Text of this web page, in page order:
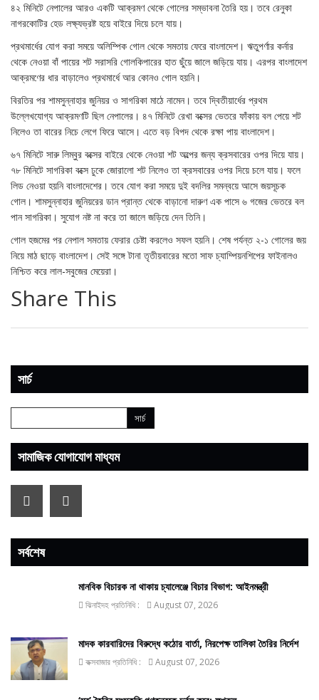
৪২ মিনিটে নেপালের আরও একটি আক্রমণ থেকে গোলের সম্ভাবনা তৈরি হয়। তবে রেনুকা
নাগরকোটির হেড লক্ষ্যভ্রষ্ট হয়ে বাইরে দিয়ে চলে যায়।
প্রথমার্ধের যোগ করা সময়ে অলিম্পিক গোল থেকে সমতায় ফেরে বাংলাদেশ। ঋতুপর্ণার কর্নার
থেকে নেওয়া বাঁ পায়ের শট সরাসরি গোলকিপারের হাত ছুঁয়ে জালে জড়িয়ে যায়। এরপর বাংলাদেশ
আক্রমণের ধার বাড়ালেও প্রথমার্ধে আর কোনও গোল হয়নি।
বিরতির পর শামসুন্নাহার জুনিয়র ও সাগরিকা মাঠে নামেন। তবে দ্বিতীয়ার্ধের প্রথম
উল্লেখযোগ্য আক্রমণটি ছিল নেপালের। ৪৭ মিনিটে রেখা বক্সের ভেতরে ফাঁকায় বল পেয়ে শট
নিলেও তা বারের নিচে লেগে ফিরে আসে। এতে বড় বিপদ থেকে রক্ষা পায় বাংলাদেশ।
৬৭ মিনিটে সারু লিম্বুর বক্সের বাইরে থেকে নেওয়া শট অল্পের জন্য ক্রসবারের ওপর দিয়ে যায়।
৭৮ মিনিটে সাগরিকা বক্সে ঢুকে জোরালো শট নিলেও তা ক্রসবারের ওপর দিয়ে চলে যায়। ফলে
লিড নেওয়া হয়নি বাংলাদেশের। তবে যোগ করা সময়ে দুই বদলির সমন্বয়ে আসে জয়সূচক
গোল। শামসুন্নাহার জুনিয়রের ডান প্রান্ত থেকে বাড়ানো দারুণ এক পাসে ৬ গজের ভেতরে বল
পান সাগরিকা। সুযোগ নষ্ট না করে তা জালে জড়িয়ে দেন তিনি।
গোল হজমের পর নেপাল সমতায় ফেরার চেষ্টা করলেও সফল হয়নি। শেষ পর্যন্ত ২-১ গোলের জয়
নিয়ে মাঠ ছাড়ে বাংলাদেশ। সেই সঙ্গে টানা তৃতীয়বারের মতো সাফ চ্যাম্পিয়নশিপের ফাইনালও
নিশ্চিত করে লাল-সবুজের মেয়েরা।
Share This
সার্চ
সামাজিক যোগাযোগ মাধ্যম
সর্বশেষ
মানবিক বিচারক না থাকায় চ্যালেঞ্জে বিচার বিভাগ: আইনমন্ত্রী
ঝিনাইদহ প্রতিনিধি : August 07, 2026
মাদক কারবারিদের বিরুদ্ধে কঠোর বার্তা, নিরপেক্ষ তালিকা তৈরির নির্দেশ
কক্সবাজার প্রতিনিধি : August 07, 2026